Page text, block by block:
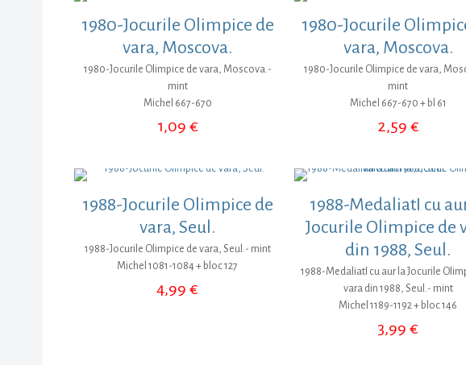
1980-Jocurile Olimpice de
vara, Moscova.
1980-Jocurile Olimpice de vara, Moscova.-
mint
Michel 667-670
1,09 €
1980-Jocurile
vara, Moscova.
1980-Jocurile Olimpice de vara,
mint
Michel 667-670 + bl 61
2,59 €
1988-Jocurile Olimpice de
vara, Seul.
1988-Jocurile Olimpice de vara, Seul.- mint
Michel 1081-1084 + bloc 127
4,99€
1988-MedaliatI cu
Jocurile Olimpice de
din 1988, Seul.
1988-MedaliatI cu aur la Jocurile
vara din 1988, Seul.- mint
Michel 1189-1192 + bloc 146
3,99€